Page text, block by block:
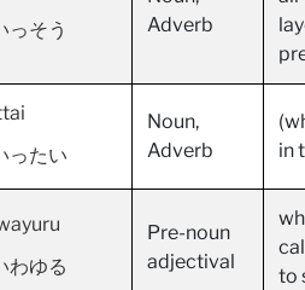
っそう
Adverb
ったい
Noun,
Adverb
in
わゆる
Pre-noun
adjectival
to